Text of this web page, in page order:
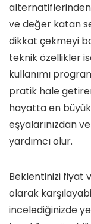
alternatiflerinden
ve değer katan
dikkat çekmeyi
teknik özellikler
kullanımı
pratik hale
hayatta en büyük
eşyalarınızdan
yardımcı olur.
Beklentinizi fiyat
olarak
incelediğinizde